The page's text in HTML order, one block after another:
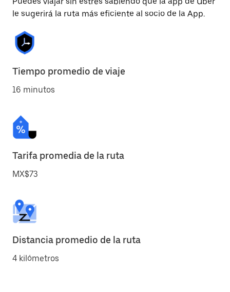
le sugerirá la ruta más eficiente al socio de la App.
Tiempo promedio de viaje
16 minutos
Tarifa promedia de la ruta
MX$73
Distancia promedio de la ruta
4 kilómetros